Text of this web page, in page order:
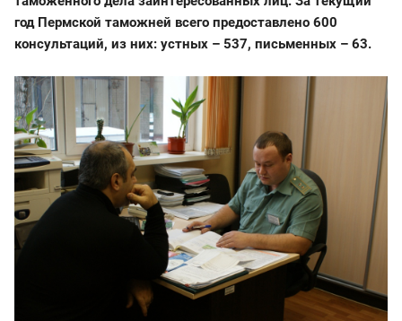
год Пермской таможней всего предоставлено 600
консультаций, из них: устных – 537, письменных – 63.